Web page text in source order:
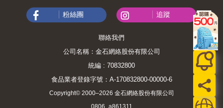
粉絲團 追蹤
聯絡我們
公司名稱：金石網絡股份有限公司
統編 : 70832800
食品業者登錄字號：A-170832800-00000-6
Copyright© 2000–2026 金石網絡股份有限公司